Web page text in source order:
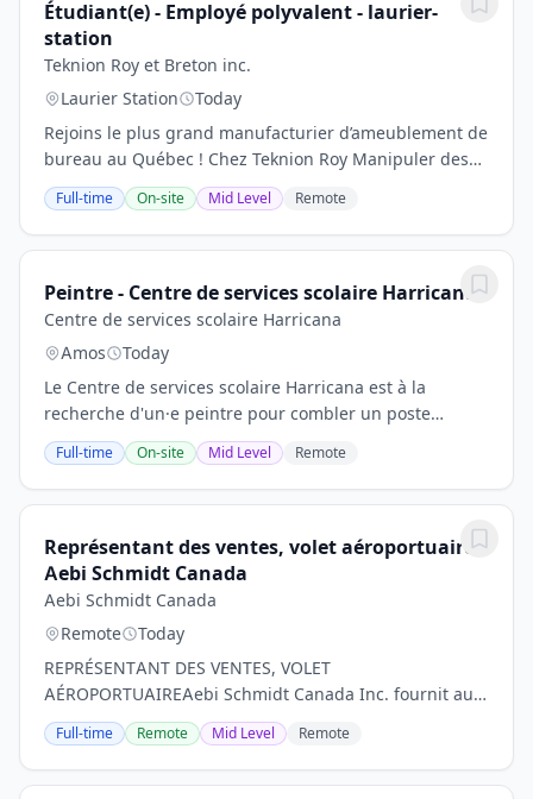
Étudiant(e) - Employé polyvalent - laurier-
station
Teknion Roy et Breton inc.
Laurier Station
Today
Rejoins le plus grand manufacturier d’ameublement de
bureau au Québec ! Chez Teknion Roy Manipuler des
pièces ou de la matière première manuellement ou à
l'aide de divers équipements; Assembler et...
Full-time On-site Mid Level Remote
Peintre - Centre de services scolaire Harricana
Centre de services scolaire Harricana
Amos
Today
Le Centre de services scolaire Harricana est à la
recherche d'un·e peintre pour combler un poste
régulier à temps complet, à raison de 38 heures 45
minutes par semaine, au Service des ressources...
Full-time On-site Mid Level Remote
Représentant des ventes, volet aéroportuaire -
Aebi Schmidt Canada
Aebi Schmidt Canada
Remote
Today
REPRÉSENTANT DES VENTES, VOLET
AÉROPORTUAIREAebi Schmidt Canada Inc. fournit aux
aéroports, aux municipalités, aux clients
gouvernementaux et aux entrepreneurs une gamme
complète de produits, de...
Full-time Remote Mid Level Remote